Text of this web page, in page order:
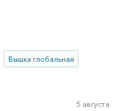
Вышка глобальная
5 августа